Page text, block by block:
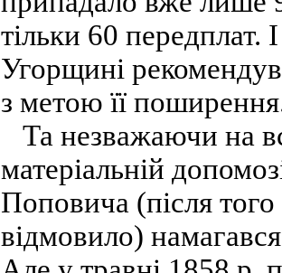
тільки 60
Угорщині
з метою її
Та незважаючи на
матеріальній
Поповича (після
відмовило)